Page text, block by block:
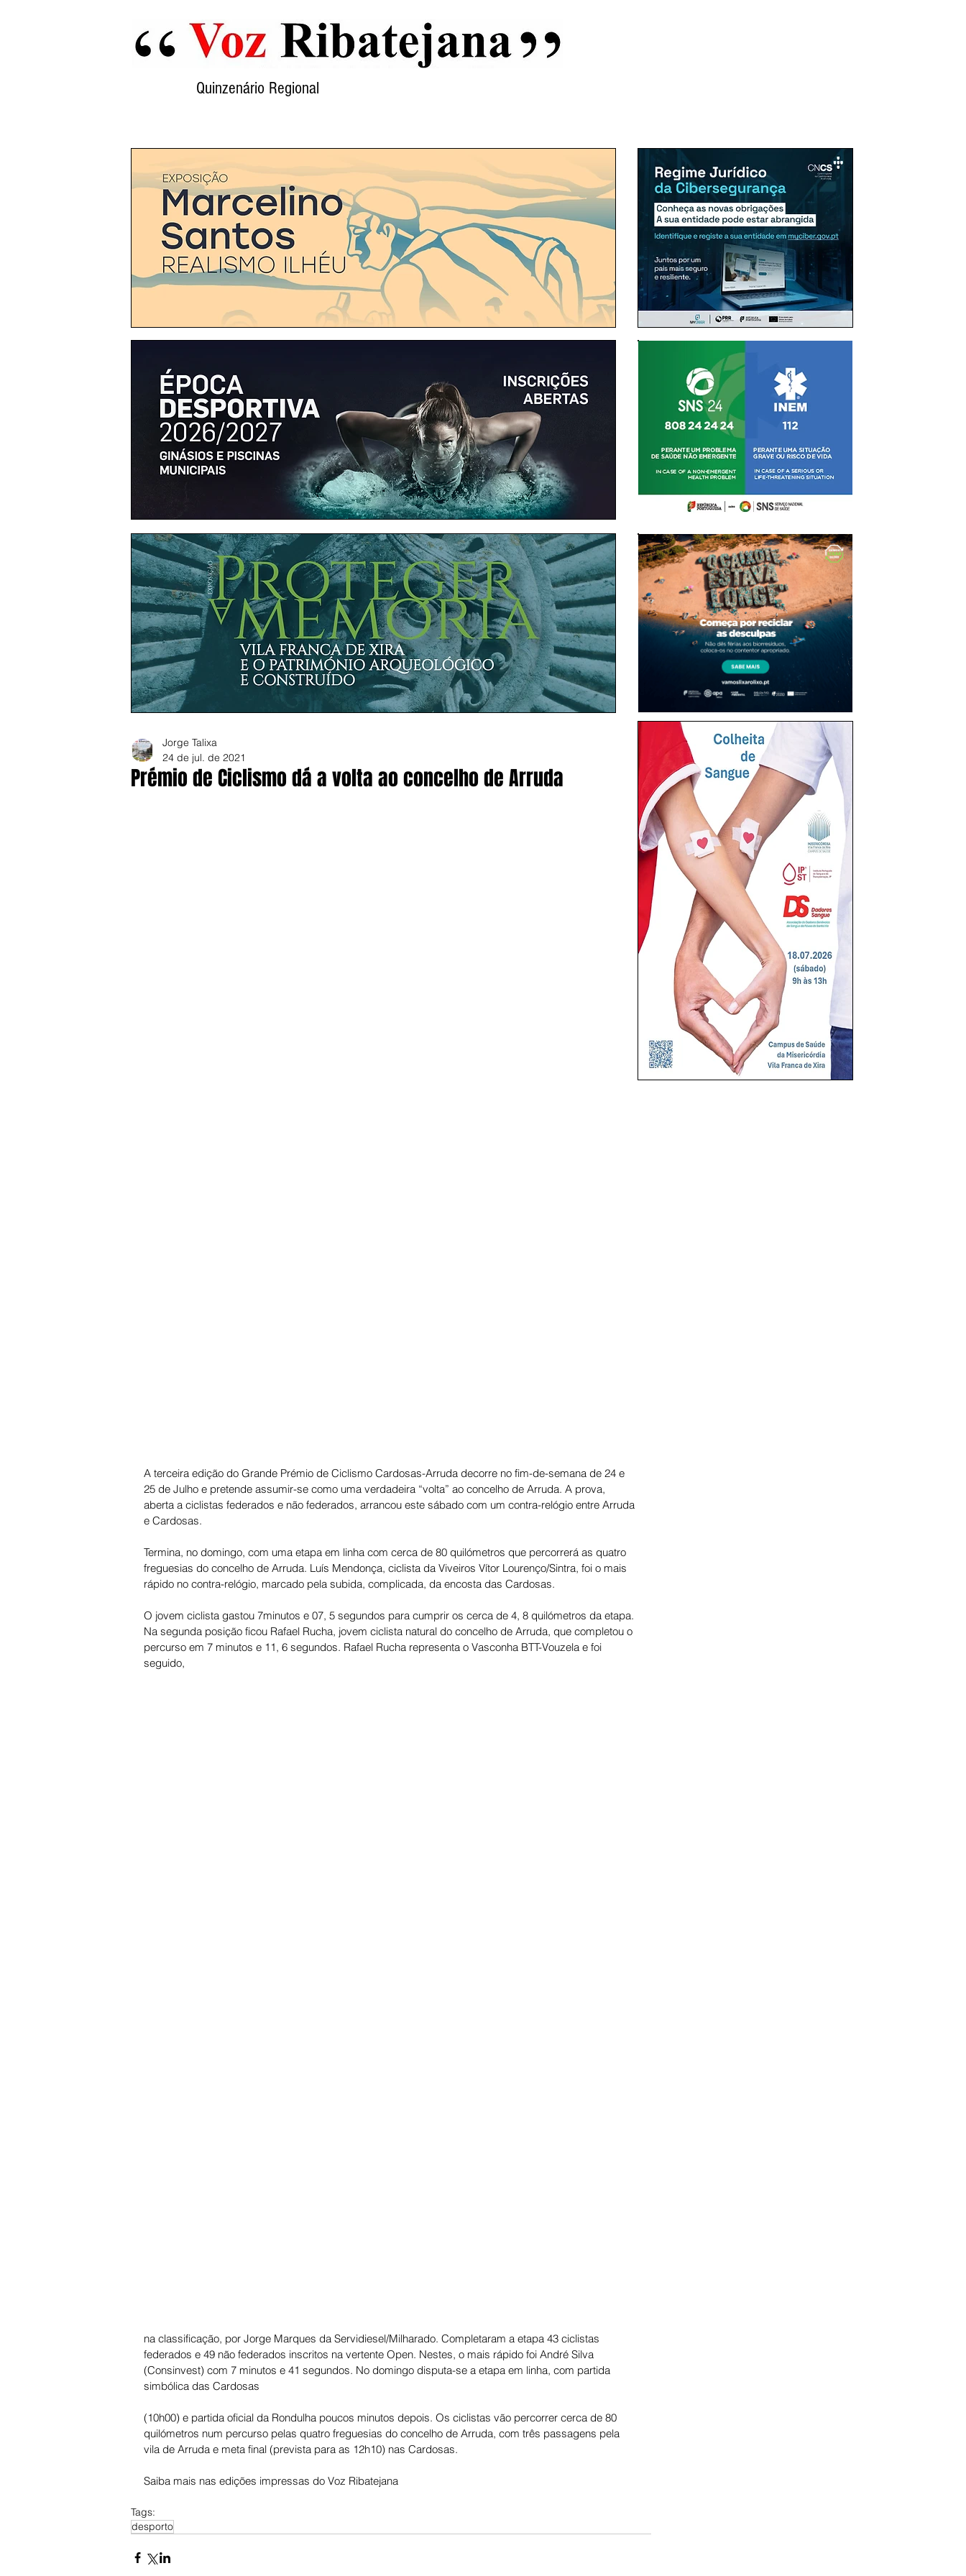
Quinzenário Regional
Prémio de Ciclismo dá a volta ao concelho de Arruda
Jorge Talixa
24 de jul. de 2021
A terceira edição do Grande Prémio de Ciclismo Cardosas-Arruda decorre no fim-de-semana de 24 e
25 de Julho e pretende assumir-se como uma verdadeira “volta” ao concelho de Arruda. A prova,
aberta a ciclistas federados e não federados, arrancou este sábado com um contra-relógio entre Arruda
e Cardosas.
Termina, no domingo, com uma etapa em linha com cerca de 80 quilómetros que percorrerá as quatro
freguesias do concelho de Arruda. Luís Mendonça, ciclista da Viveiros Vítor Lourenço/Sintra, foi o mais
rápido no contra-relógio, marcado pela subida, complicada, da encosta das Cardosas.
O jovem ciclista gastou 7minutos e 07, 5 segundos para cumprir os cerca de 4, 8 quilómetros da etapa.
Na segunda posição ficou Rafael Rucha, jovem ciclista natural do concelho de Arruda, que completou o
percurso em 7 minutos e 11, 6 segundos. Rafael Rucha representa o Vasconha BTT-Vouzela e foi
seguido,
na classificação, por Jorge Marques da Servidiesel/Milharado. Completaram a etapa 43 ciclistas
federados e 49 não federados inscritos na vertente Open. Nestes, o mais rápido foi André Silva
(Consinvest) com 7 minutos e 41 segundos. No domingo disputa-se a etapa em linha, com partida
simbólica das Cardosas
(10h00) e partida oficial da Rondulha poucos minutos depois. Os ciclistas vão percorrer cerca de 80
quilómetros num percurso pelas quatro freguesias do concelho de Arruda, com três passagens pela
vila de Arruda e meta final (prevista para as 12h10) nas Cardosas.
Saiba mais nas edições impressas do Voz Ribatejana
Tags:
desporto